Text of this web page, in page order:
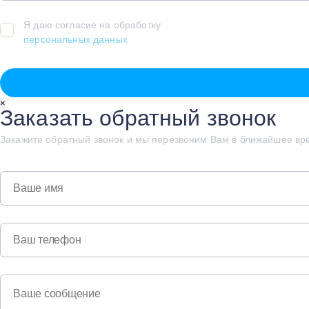
Я даю согласие на обработку
персональных данных
×
Заказать обратный звонок
Закажите обратный звонок и мы перезвоним Вам в ближайшее